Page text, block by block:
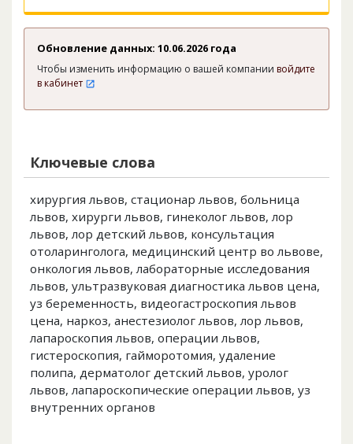
Обновление данных: 10.06.2026 года
Чтобы изменить информацию о вашей компании войдите
в кабинет
Ключевые слова
хирургия львов, стационар львов, больница
львов, хирурги львов, гинеколог львов, лор
львов, лор детский львов, консультация
отоларинголога, медицинский центр во львове,
онкология львов, лабораторные исследования
львов, ультразвуковая диагностика львов цена,
уз беременность, видеогастроскопия львов
цена, наркоз, анестезиолог львов, лор львов,
лапароскопия львов, операции львов,
гистероскопия, гайморотомия, удаление
полипа, дерматолог детский львов, уролог
львов, лапароскопические операции львов, уз
внутренних органов